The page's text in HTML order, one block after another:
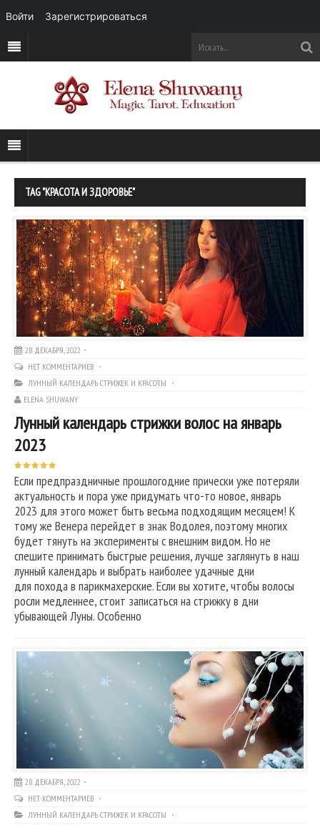
TAG "КРАСОТА И ЗДОРОВЬЕ"
28 ДЕКАБРЯ, 2022
НЕТ КОММЕНТАРИЕВ
ЛУННЫЙ КАЛЕНДАРЬ СТРИЖЕК И КРАСОТЫ
ELENA SHUWANY
Лунный календарь стрижки волос на январь
2023
Если предпраздничные прошлогодние прически уже потеряли
актуальность и пора уже придумать что-то новое, январь
2023 для этого может быть весьма подходящим месяцем! К
тому же Венера перейдет в знак Водолея, поэтому многих
будет тянуть на эксперименты с внешним видом. Но не
спешите принимать быстрые решения, лучше заглянуть в наш
лунный календарь и выбрать наиболее удачные дни
для похода в парикмахерские. Если вы хотите, чтобы волосы
росли медленнее, стоит записаться на стрижку в дни
убывающей Луны. Особенно
28 ДЕКАБРЯ, 2022
НЕТ КОММЕНТАРИЕВ
ЛУННЫЙ КАЛЕНДАРЬ СТРИЖЕК И КРАСОТЫ
Войти Зарегистрироваться